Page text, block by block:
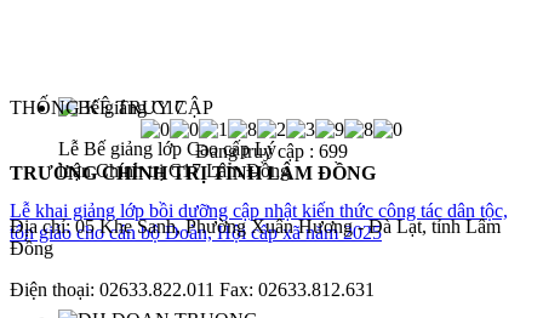
Lễ khai giảng lớp bồi dưỡng cập nhật kiến thức công tác dân tộc,
tôn giáo cho cán bộ Đoàn, Hội cấp xã năm 2025
Lễ Bế giảng lớp Cao cấp Lý
luận Chính trị C17 Lâm Đồng
THỐNG KÊ TRUY CẬP
Đang truy cập : 699
TRƯỜNG CHÍNH TRỊ TỈNH LÂM ĐỒNG
Địa chỉ: 05 Khe Sanh, Phường Xuân Hương - Đà Lạt, tỉnh Lâm
Đồng
Điện thoại: 02633.822.011 Fax: 02633.812.631